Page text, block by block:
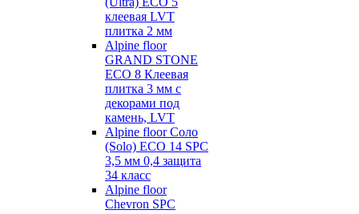
клеевая LVT
плитка 2 мм
Alpine floor
GRAND STONE
ECO 8 Клеевая
плитка 3 мм с
декорами под
камень, LVT
Alpine floor Соло
(Solo) ECO 14 SPC
3,5 мм 0,4 защита
34 класс
Alpine floor
Chevron SPC